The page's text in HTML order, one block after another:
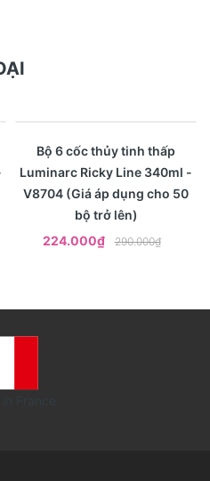
Xem nhanh
Bộ 6 cốc thủy tinh thấp
Luminarc Ricky Line 340ml -
V8704 (Giá áp dụng cho 50
bộ trở lên)
224.000₫
290.000₫